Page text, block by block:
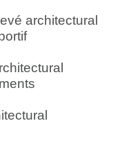
architectural